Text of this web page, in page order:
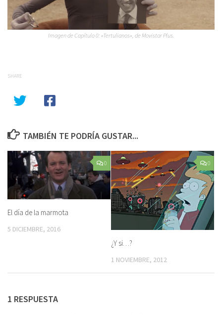
Imagen de Capítulo 0: «Tertulianos», de Movistar Plus.
SHARE
TAMBIÉN TE PODRÍA GUSTAR...
0
El día de la marmota
5 DICIEMBRE, 2016
0
¿Y si…?
1 NOVIEMBRE, 2012
1 RESPUESTA